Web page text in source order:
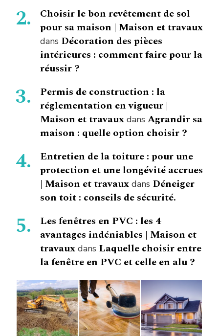
Choisir le bon revêtement de sol
pour sa maison | Maison et travaux
dans Décoration des pièces
intérieures : comment faire pour la
réussir ?
Permis de construction : la
réglementation en vigueur |
Maison et travaux dans Agrandir sa
maison : quelle option choisir ?
Entretien de la toiture : pour une
protection et une longévité accrues
| Maison et travaux dans Déneiger
son toit : conseils de sécurité.
Les fenêtres en PVC : les 4
avantages indéniables | Maison et
travaux dans Laquelle choisir entre
la fenêtre en PVC et celle en alu ?